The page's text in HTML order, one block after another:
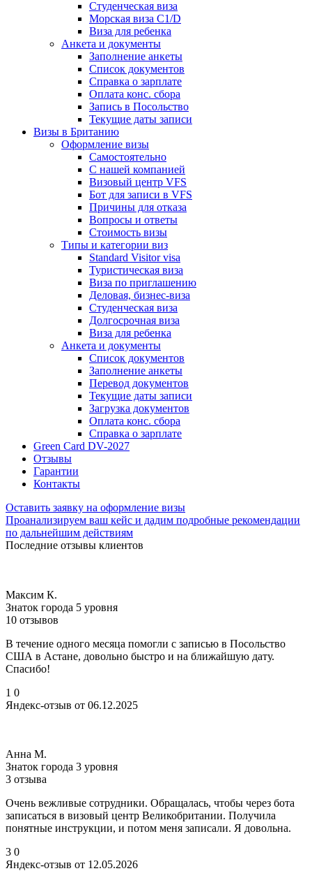
Студенческая виза
Морская виза C1/D
Виза для ребенка
Анкета и документы
Заполнение анкеты
Список документов
Справка о зарплате
Оплата конс. сбора
Запись в Посольство
Текущие даты записи
Визы в Британию
Оформление визы
Самостоятельно
С нашей компанией
Визовый центр VFS
Бот для записи в VFS
Причины для отказа
Вопросы и ответы
Стоимость визы
Типы и категории виз
Standard Visitor visa
Туристическая виза
Виза по приглашению
Деловая, бизнес-виза
Студенческая виза
Долгосрочная виза
Виза для ребенка
Анкета и документы
Список документов
Заполнение анкеты
Перевод документов
Текущие даты записи
Загрузка документов
Оплата конс. сбора
Справка о зарплате
Green Card DV-2027
Отзывы
Гарантии
Контакты
Оставить заявку на оформление визы
Проанализируем ваш кейс и дадим подробные рекомендации
по дальнейшим действиям
Последние отзывы клиентов
Максим К.
Знаток города 5 уровня
10 отзывов
В течение одного месяца помогли с записью в Посольство
США в Астане, довольно быстро и на ближайшую дату.
Спасибо!
1 0
Яндекс-отзыв от 06.12.2025
Анна М.
Знаток города 3 уровня
3 отзыва
Очень вежливые сотрудники. Обращалась, чтобы через бота
записаться в визовый центр Великобритании. Получила
понятные инструкции, и потом меня записали. Я довольна.
3 0
Яндекс-отзыв от 12.05.2026